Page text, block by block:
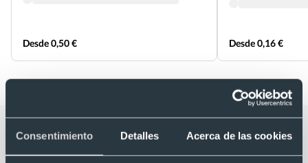
Consentimiento Detalles Acerca de las cookies
Desde 0,50 € Desde 0,16 €
Categorías relacionadas con Soporte
para movil